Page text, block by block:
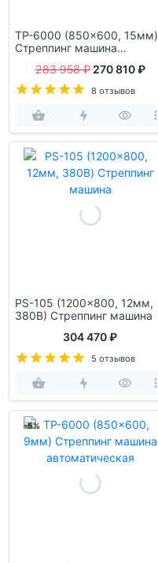
TP-6000 (850x600, 15мм)
Стреппинг машина
283 958 ₽ 270 810 ₽
8 отзывов
PS-105 (1200x800, 12мм,
380В) Стреппинг машина
304 470 ₽
5 отзывов
-5%